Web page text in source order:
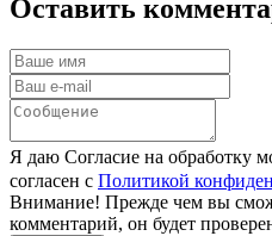
Оставить
Я даю Согласие на обработку
согласен с Политикой
Внимание! Прежде чем вы
комментарий, он будет